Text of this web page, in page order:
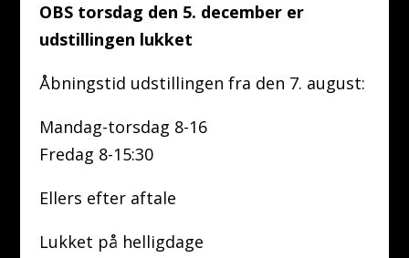
OBS torsdag den 5. december er
udstillingen lukket
Åbningstid udstillingen fra den 7. august:
Mandag-torsdag 8-16
Fredag 8-15:30
Ellers efter aftale
Lukket på helligdage